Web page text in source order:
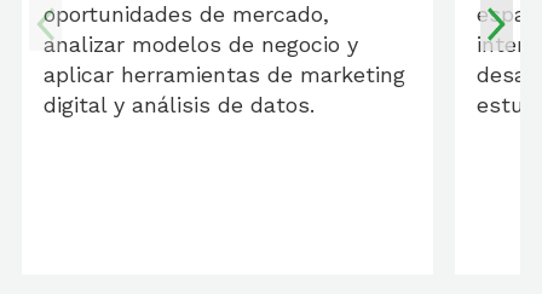
oportunidades de mercado,
analizar modelos de negocio y
aplicar herramientas de marketing
digital y análisis de datos.